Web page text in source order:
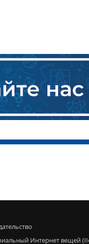
Интернет вещей